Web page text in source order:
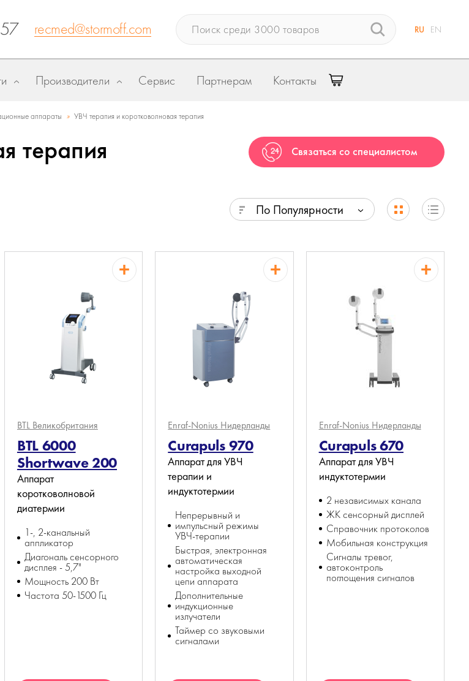
recmed@stormoff.com RU EN
Производители Сервис Партнерам Контакты
аппараты » УВЧ терапия и коротковолновая терапия
терапия Связаться со специалистом
По Популярности
BTL Великобритания
BTL 6000
Shortwave 200
Аппарат
коротковолновой
диатермии
1-, 2-канальный
аппликатор
Диагональ сенсорного
дисплея - 5,7"
Мощность 200 Вт
Частота 50-1500 Гц
Enraf-Nonius Нидерланды
Curapuls 970
Аппарат для УВЧ
терапии и
индуктотермии
Непрерывный и
импульсный режимы
УВЧ-терапии
Быстрая, электронная
автоматическая
настройка выходной
цепи аппарата
Дополнительные
индукционные
излучатели
Таймер со звуковыми
сигналами
Enraf-Nonius Нидерланды
Curapuls 670
Аппарат для УВЧ
индуктотермии
2 независимых канала
ЖК сенсорный дисплей
Справочник протоколов
Мобильная конструкция
Сигналы тревог,
автоконтроль
поглощения сигналов